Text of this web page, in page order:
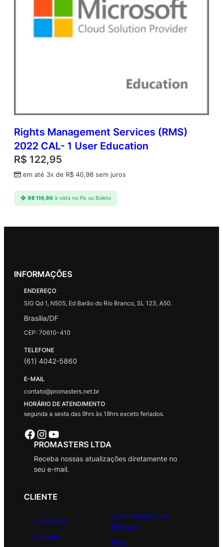
Rights Management Services (RMS)
2022 CAL- 1 User Education
R$ 122,95
em até 3x de R$ 40,98 sem juros
R$116,80 à vista no Pix ou Boleto
INFORMAÇÕES
ENDEREÇO
SIG Qd 1, N505, Ed Barão do Rio Branco, SL 123, A50.
Brasília/DF
CEP: 70610-410
TELEFONE
(61) 4042-5860
E-MAIL
contato@promasters.net.br
HORÁRIO DE ATENDIMENTO
segunda a sexta das 9hrs às 18hrs exceto feriados.
Facebook Instagram Youtube
PROMASTERS LTDA
Receba nossas atualizações diretamente no
seu e-mail.
CLIENTE
Sobre Nós
Contato
Licenciamento de
Software
Blog